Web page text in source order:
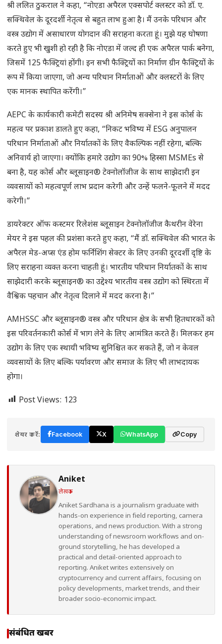
श्री ललित ठुकराल ने कहा, “नोएडा अपैरल एक्सपोर्ट क्लस्टर को डॉ. ए.
सक्थिवेल के दूरदर्शी नेतृत्व से बहुत लाभ हुआ है। मैं उनके परिधान और
वस्त्र उद्योग में असाधारण योगदान की सराहना करता हूं। मुझे यह घोषणा
करते हुए भी खुशी हो रही है कि नोएडा में जल्द ही एक अपैरल पार्क बनेगा,
जिसमें 125 फैक्ट्रियां होंगी। इन सभी फैक्ट्रियों का निर्माण ग्रीन फैक्ट्रियों के
रूप में किया जाएगा, जो अन्य परिधान निर्माताओं और क्लस्टरों के लिए
एक मानक स्थापित करेंगी।”
AEPC के कार्यकारी कमेटी सदस्य श्री अनिमेष सक्सेना ने इस कोर्स के
महत्व पर प्रकाश डालते हुए कहा, “निकट भविष्य में ESG अनुपालन
परिधान निर्माताओं और निर्यातकों के लिए वैकल्पिक नहीं रहेगा, बल्कि
अनिवार्य हो जाएगा। क्योंकि हमारे उद्योग का 90% हिस्सा MSMEs से
बना है, यह कोर्स और ब्लूसाइन® टेक्नोलॉजीज के साथ साझेदारी इन
व्यवसायों को महत्वपूर्ण लाभ प्रदान करेगी और उन्हें फलने-फूलने में मदद
करेगी।”
डायरेक्टर ऑफ कस्टमर रिलेशंस ब्लूसाइन टेक्नोलॉजीज कैथरीन वेरेना
मेयर ने इस पहल की प्रशंसा करते हुए कहा, “मैं डॉ. सक्थिवेल की भारत के
अपैरल मेड-अप्स एंड होम फर्निशिंग सेक्टर के लिए उनकी दूरदर्शी दृष्टि के
लिए सराहना व्यक्त करना चाहती हूं। भारतीय परिधान निर्यातकों के साथ
साझेदारी करके ब्लूसाइन® का उद्देश्य भारतीय वस्त्र उद्योग को स्थिरता में
वैश्विक पहचान और नेतृत्व दिलाने में मदद करना है।”
AMHSSC और ब्लूसाइन® वस्त्र और परिधान क्षेत्र के सभी हितधारकों को
इस परिवर्तनकारी कोर्स में भाग लेने के लिए आमंत्रित करते हैं। मिलकर हम
उद्योग के लिए एक स्थायी भविष्य सुनिश्चित कर सकते हैं, जो न केवल
व्यवसायों के लिए बल्कि पर्यावरण और समाज के लिए भी लाभदायक
होगा।
Post Views: 123
शेयर करें: Facebook X WhatsApp Copy
Aniket
लेखक
Aniket Sardhana is a journalism graduate with
hands-on experience in field reporting, camera
operations, and news production. With a strong
understanding of newsroom workflows and on-
ground storytelling, he has developed a
practical and detail-oriented approach to
reporting. Aniket writes extensively on
cryptocurrency and current affairs, focusing on
policy developments, market trends, and their
broader socio-economic impact.
संबंधित खबरें